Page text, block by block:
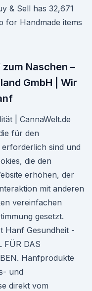
& Sell has 32,671
for Handmade items
zum Naschen –
GmbH | Wir
| CannaWelt.de
für den
sind und
die den
erhöhen, der
mit anderen
vereinfachen
gesetzt.
Hanf Gesundheit -
FÜR DAS
Hanfprodukte
und
direkt vom